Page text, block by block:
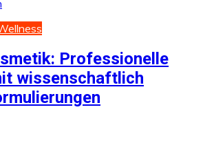
Professionelle
wissenschaftlich